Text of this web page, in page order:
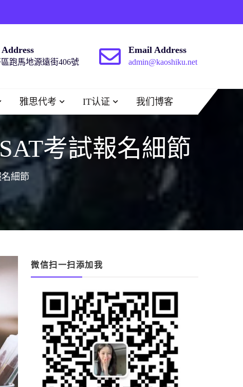
跑馬地源遠街406號
Email Address
admin@kaoshiku.net
雅思代考 IT认证 我们博客
考試報名細節
細節
微信扫一扫添加我